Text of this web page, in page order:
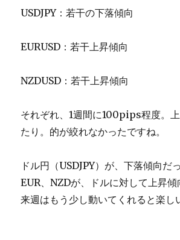
USDJPY：若干の下落傾向
EURUSD：若干上昇傾向
NZDUSD：若干上昇傾向
それぞれ、1週間に100pips程度。
たり。的が絞れなかったですね。
ドル円（USDJPY）が、下落傾向だ
EUR、NZDが、ドルに対して上昇傾
来週はもう少し動いてくれると楽し